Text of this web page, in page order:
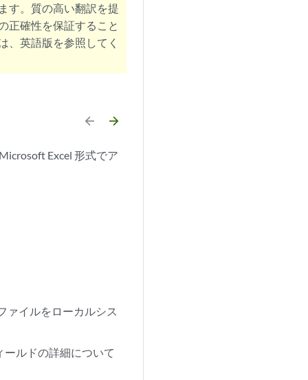
す。質の高い翻訳を提
正確性を保証すること
、英語版を参照してく
arrow_backward arrow_forward
Excel 形式でア
ァイルをローカルシス
ルドの詳細について